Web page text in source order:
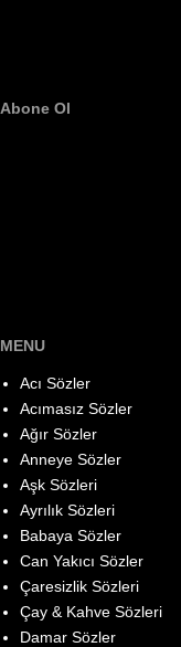
Abone Ol
MENU
Acı Sözler
Acımasız Sözler
Ağır Sözler
Anneye Sözler
Aşk Sözleri
Ayrılık Sözleri
Babaya Sözler
Can Yakıcı Sözler
Çaresizlik Sözleri
Çay & Kahve Sözleri
Damar Sözler